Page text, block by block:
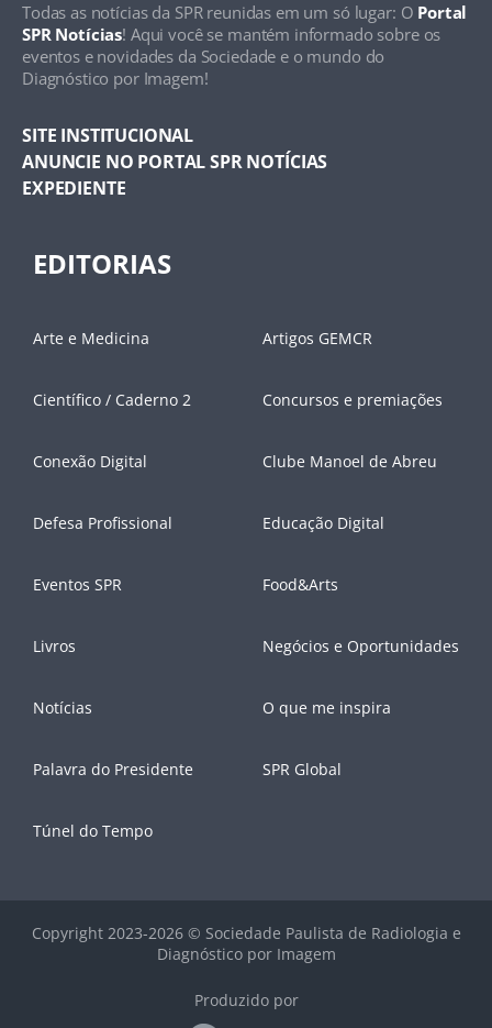
Todas as notícias da SPR reunidas em um só lugar: O Portal
SPR Notícias! Aqui você se mantém informado sobre os
eventos e novidades da Sociedade e o mundo do
Diagnóstico por Imagem!
SITE INSTITUCIONAL
ANUNCIE NO PORTAL SPR NOTÍCIAS
EXPEDIENTE
EDITORIAS
Arte e Medicina Artigos GEMCR
Científico / Caderno 2 Concursos e premiações
Conexão Digital Clube Manoel de Abreu
Defesa Profissional Educação Digital
Eventos SPR Food&Arts
Livros Negócios e Oportunidades
Notícias O que me inspira
Palavra do Presidente SPR Global
Túnel do Tempo
Copyright 2023-2026 © Sociedade Paulista de Radiologia e
Diagnóstico por Imagem
Produzido por